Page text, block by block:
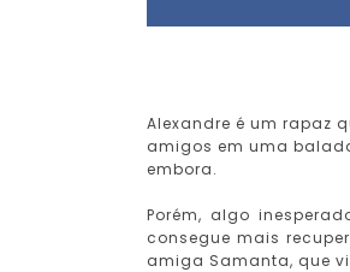
Alexandre é um rapaz
amigos em uma
embora.
Porém, algo
consegue mais
amiga Samanta, que